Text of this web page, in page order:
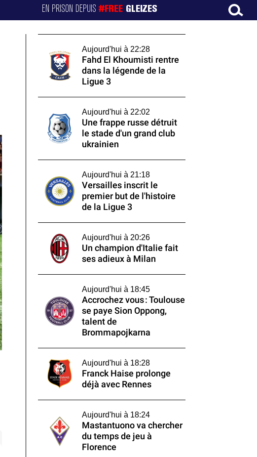
EN PRISON DEPUIS#FREE GLEIZES
Aujourd'hui à 22:28
Fahd El Khoumisti rentre
dans la légende de la
Ligue 3
Aujourd'hui à 22:02
Une frappe russe détruit
le stade d'un grand club
ukrainien
Aujourd'hui à 21:18
Versailles inscrit le
premier but de l'histoire
de la Ligue 3
Aujourd'hui à 20:26
Un champion d'Italie fait
ses adieux à Milan
Aujourd'hui à 18:45
Accrochez vous : Toulouse
se paye Sion Oppong,
talent de
Brommapojkarna
Aujourd'hui à 18:28
Franck Haise prolonge
déjà avec Rennes
Aujourd'hui à 18:24
Mastantuono va chercher
du temps de jeu à
Florence